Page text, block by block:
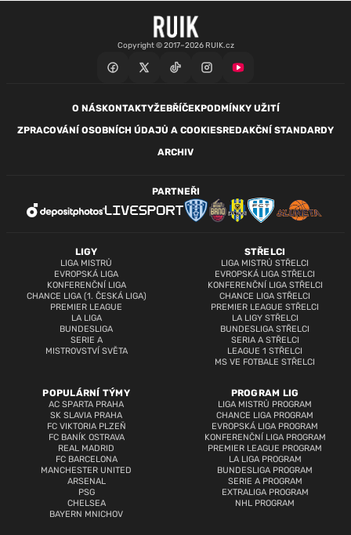
Copyright © 2017–2026 RUIK.cz
O NÁSKONTAKTYŽEBŘÍČEKPODMÍNKY UŽITÍ
ZPRACOVÁNÍ OSOBNÍCH ÚDAJŮ A COOKIESREDAKČNÍ STANDARDY
ARCHIV
LIGY
LIGA MISTRŮ
EVROPSKÁ LIGA
KONFERENČNÍ LIGA
CHANCE LIGA (1. ČESKÁ LIGA)
PREMIER LEAGUE
LA LIGA
BUNDESLIGA
SERIE A
MISTROVSTVÍ SVĚTA
STŘELCI
LIGA MISTRŮ STŘELCI
EVROPSKÁ LIGA STŘELCI
KONFERENČNÍ LIGA STŘELCI
CHANCE LIGA STŘELCI
PREMIER LEAGUE STŘELCI
LA LIGY STŘELCI
BUNDESLIGA STŘELCI
SERIA A STŘELCI
LEAGUE 1 STŘELCI
MS VE FOTBALE STŘELCI
POPULÁRNÍ TÝMY
AC SPARTA PRAHA
SK SLAVIA PRAHA
FC VIKTORIA PLZEŇ
FC BANÍK OSTRAVA
REAL MADRID
FC BARCELONA
MANCHESTER UNITED
ARSENAL
PSG
CHELSEA
BAYERN MNICHOV
PROGRAM LIG
LIGA MISTRŮ PROGRAM
CHANCE LIGA PROGRAM
EVROPSKÁ LIGA PROGRAM
KONFERENČNÍ LIGA PROGRAM
PREMIER LEAGUE PROGRAM
LA LIGA PROGRAM
BUNDESLIGA PROGRAM
SERIE A PROGRAM
EXTRALIGA PROGRAM
NHL PROGRAM
PARTNEŘI